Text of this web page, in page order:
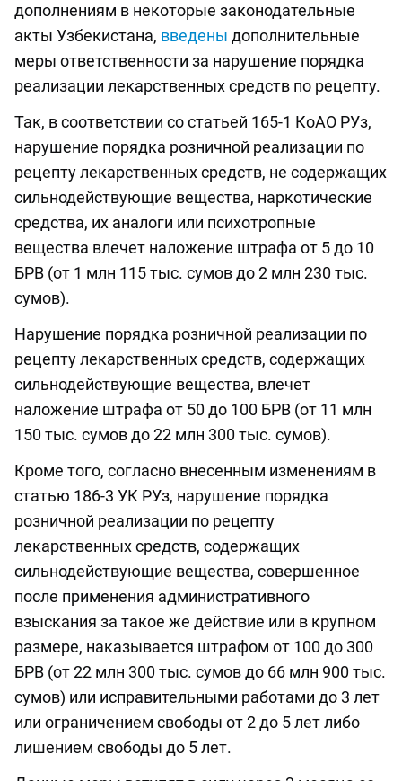
дополнениям в некоторые законодательные
акты Узбекистана, введены дополнительные
меры ответственности за нарушение порядка
реализации лекарственных средств по рецепту.
Так, в соответствии со статьей 165-1 КоАО РУз,
нарушение порядка розничной реализации по
рецепту лекарственных средств, не содержащих
сильнодействующие вещества, наркотические
средства, их аналоги или психотропные
вещества влечет наложение штрафа от 5 до 10
БРВ (от 1 млн 115 тыс. сумов до 2 млн 230 тыс.
сумов).
Нарушение порядка розничной реализации по
рецепту лекарственных средств, содержащих
сильнодействующие вещества, влечет
наложение штрафа от 50 до 100 БРВ (от 11 млн
150 тыс. сумов до 22 млн 300 тыс. сумов).
Кроме того, согласно внесенным изменениям в
статью 186-3 УК РУз, нарушение порядка
розничной реализации по рецепту
лекарственных средств, содержащих
сильнодействующие вещества, совершенное
после применения административного
взыскания за такое же действие или в крупном
размере, наказывается штрафом от 100 до 300
БРВ (от 22 млн 300 тыс. сумов до 66 млн 900 тыс.
сумов) или исправительными работами до 3 лет
или ограничением свободы от 2 до 5 лет либо
лишением свободы до 5 лет.